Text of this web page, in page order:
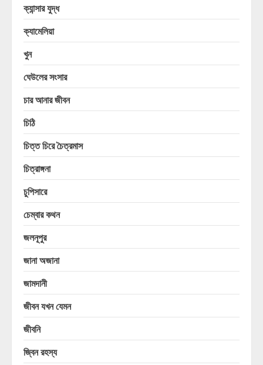
ক্যান্সার যুদ্ধ
ক্যামেলিয়া
খুন
ঘেউলের সংসার
চার আনার জীবন
চিঠি
চিত্ত চিরে চৈত্রমাস
চিত্রাঙ্গনা
চুপিসারে
চেম্বার কথন
জলনূপুর
জানা অজানা
জামদানী
জীবন যখন যেমন
জীবনি
জ্বিন রহস্য